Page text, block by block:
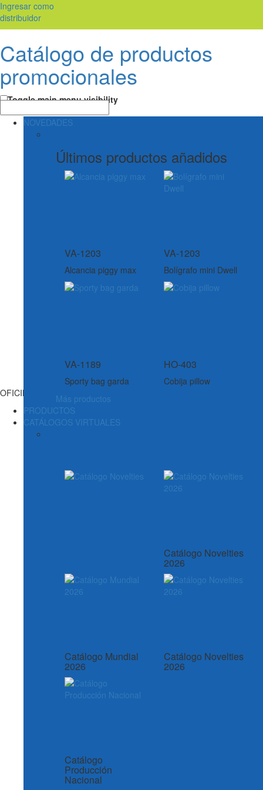
Ingresar como
distribuidor
Catálogo de productos
promocionales
Toggle main menu visibility
NOVEDADES
Últimos productos añadidos
VA-1203
Alcancia piggy max
VA-1203
Bolígrafo mini Dwell
VA-1189
Sporty bag garda
HO-403
Cobija pillow
Más productos
PRODUCTOS
CATÁLOGOS VIRTUALES
Catálogo Novelties
2026
Catálogo Mundial
2026
Catálogo Novelties
2026
Catálogo
Producción
Nacional
OFICINA